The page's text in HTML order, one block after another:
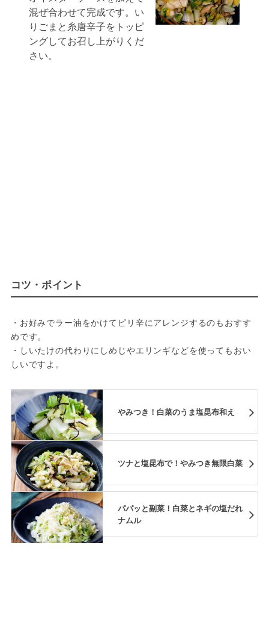
混ぜ合わせて完成です。い
りごまと糸唐辛子をトッピ
ングしてお召し上がりくだ
さい。
コツ・ポイント
・お好みでラー油をかけてピリ辛にアレンジするのもおすす
めです。
・しいたけの代わりにしめじやエリンギなどを使ってもおい
しいですよ。
やみつき！白菜のうま塩昆布和え
ツナと塩昆布で！やみつき無限白菜
パパッと副菜！白菜とネギの塩だれ
ナムル